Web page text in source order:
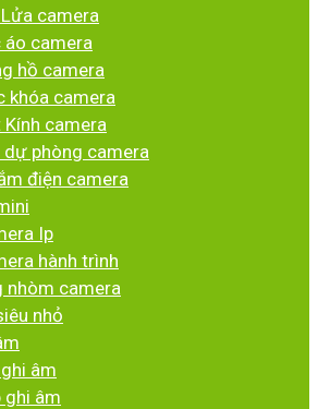
camera
áo camera
hồ camera
khóa camera
Kính camera
dự phòng camera
điện camera
Ip
hành trình
nhòm camera
nhỏ
âm
ghi âm